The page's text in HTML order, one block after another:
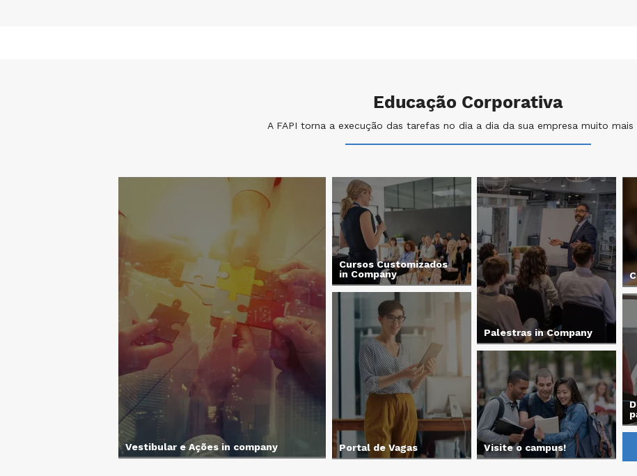
Educação Corporativa
A FAPI torna a execução das tarefas no dia a dia da sua empresa muito mais
Vestibular e Ações in company
Cursos Customizados
in Company
Portal de Vagas
Palestras in Company
Visite o campus!